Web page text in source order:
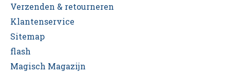
Verzenden & retourneren
Klantenservice
Sitemap
flash
Magisch Magazijn